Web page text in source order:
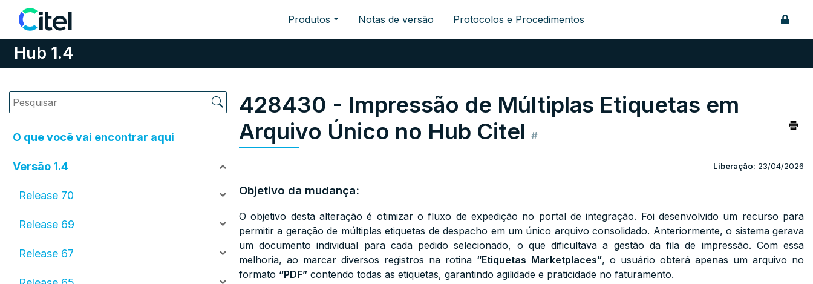
Pular para o conteúdo Produtos Notas de versão Protocolos e Procedimentos
Hub 1.4
O que você vai encontrar aqui
Versão 1.4
Release 70
Release 69
Release 67
428430 - Impressão de Múltiplas Etiquetas em
Arquivo Único no Hub Citel #
Liberação: 23/04/2026
Objetivo da mudança:
O objetivo desta alteração é otimizar o fluxo de expedição no portal de integração. Foi desenvolvido um recurso para
permitir a geração de múltiplas etiquetas de despacho em um único arquivo consolidado. Anteriormente, o sistema gerava
um documento individual para cada pedido selecionado, o que dificultava a gestão da fila de impressão. Com essa
melhoria, ao marcar diversos registros na rotina “Etiquetas Marketplaces”, o usuário obterá apenas um arquivo no
formato “PDF” contendo todas as etiquetas, garantindo agilidade e praticidade no faturamento.